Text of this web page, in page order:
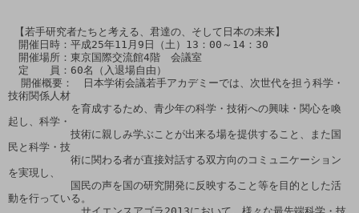
開催日時：平成25年11月9日（土）13：00～14：30
開催場所：東京国際交流館4階　会議室
定　　員：60名（入退場自由）
技術関係人材
を育成するため、青少年の科学・技術への興味・関心を喚
起し、科学・
技術に親しみ学ぶことが出来る場を提供すること、また国
民と科学・技
術に関わる者が直接対話する双方向のコミュニケーション
を実現し、
国民の声を国の研究開発に反映すること等を目的とした活
動を行っている。